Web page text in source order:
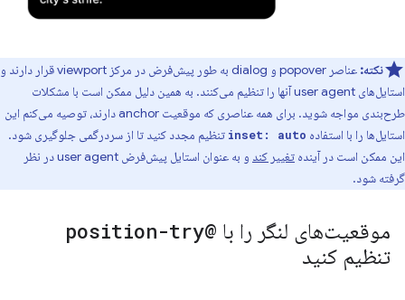
نکته:
عناصر popover و dialog به طور پیش‌فرض در مرکز viewport قرار دارند و
استایل‌های user agent آنها را تنظیم می‌کنند. به همین دلیل ممکن است با مشکلات
طرح‌بندی مواجه شوید. برای همه عناصری که موقعیت anchor دارند، توصیه می‌کنم این
استایل‌ها را با استفاده inset: auto تنظیم مجدد کنید تا از سردرگمی جلوگیری شود.
این ممکن است در آینده تغییر کند
و به عنوان استایل پیش‌فرض user agent در نظر
گرفته شود.
موقعیت‌های لنگر را با @position-try
تنظیم کنید